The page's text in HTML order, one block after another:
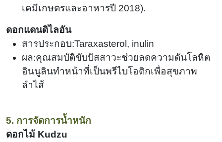
เคมีเกษตรและอาหารปี 2018).
ดอกแดนดิไลอัน
สารประกอบ:Taraxasterol, inulin
ผล:คุณสมบัติขับปัสสาวะช่วยลดความดันโลหิต
อินนูลินทำหน้าที่เป็นพรีไบโอติกเพื่อสุขภาพ
ลำไส้
5. การจัดการน้ำหนัก
ดอกไม้ Kudzu